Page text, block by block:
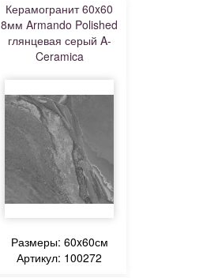
Керамогранит 60x60
8мм Armando Polished
глянцевая серый A-
Ceramica
Размеры: 60x60см
Артикул: 100272